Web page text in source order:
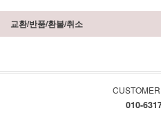
교환/반품/환불/취소
010-